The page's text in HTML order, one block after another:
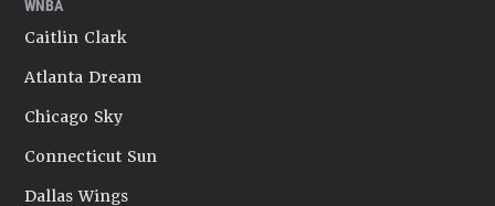
WNBA
Caitlin Clark
Atlanta Dream
Chicago Sky
Connecticut Sun
Dallas Wings